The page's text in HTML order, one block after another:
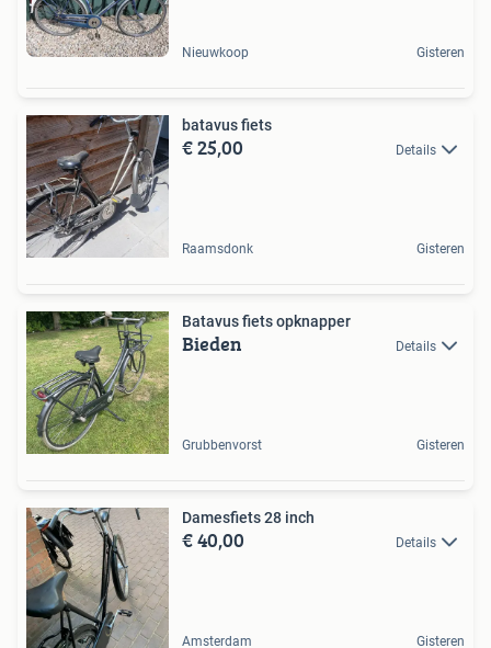
Nieuwkoop Gisteren
batavus fiets
€ 25,00 Details
Raamsdonk Gisteren
Batavus fiets opknapper
Bieden Details
Grubbenvorst Gisteren
Damesfiets 28 inch
€ 40,00 Details
Amsterdam Gisteren